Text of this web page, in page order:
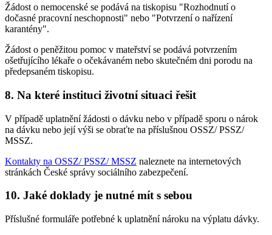
Žádost o nemocenské se podává na tiskopisu "Rozhodnutí o
dočasné pracovní neschopnosti" nebo "Potvrzení o nařízení
karantény".
Žádost o peněžitou pomoc v mateřství se podává potvrzením
ošetřujícího lékaře o očekávaném nebo skutečném dni porodu na
předepsaném tiskopisu.
8. Na které instituci životní situaci řešit
V případě uplatnění žádosti o dávku nebo v případě sporu o nárok
na dávku nebo její výši se obraťte na příslušnou OSSZ/ PSSZ/
MSSZ.
Kontakty na OSSZ/ PSSZ/ MSSZ naleznete na internetových
stránkách České správy sociálního zabezpečení.
10. Jaké doklady je nutné mít s sebou
Příslušné formuláře potřebné k uplatnění nároku na výplatu dávky.